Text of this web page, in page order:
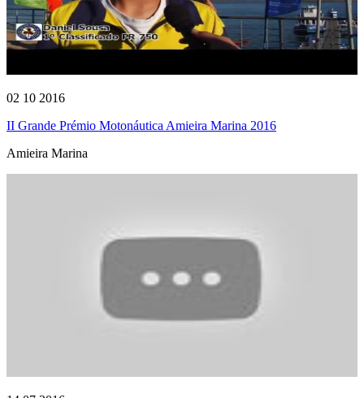
02 10 2016
II Grande Prémio Motonáutica Amieira Marina 2016
Amieira Marina